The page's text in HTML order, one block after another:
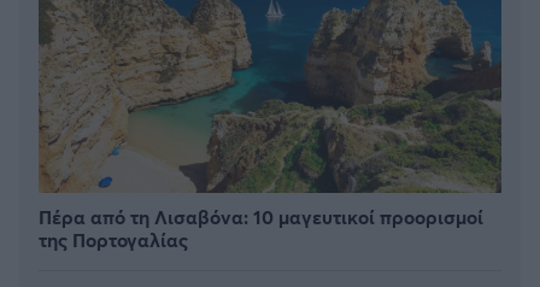
Πέρα από τη Λισαβόνα: 10 μαγευτικοί προορισμοί
της Πορτογαλίας